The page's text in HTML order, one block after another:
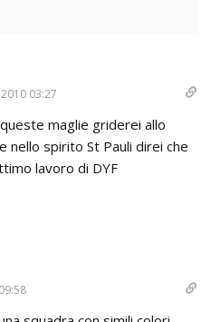
03:27
maglie griderei allo
nello spirito St Pauli direi che
lavoro di DYF